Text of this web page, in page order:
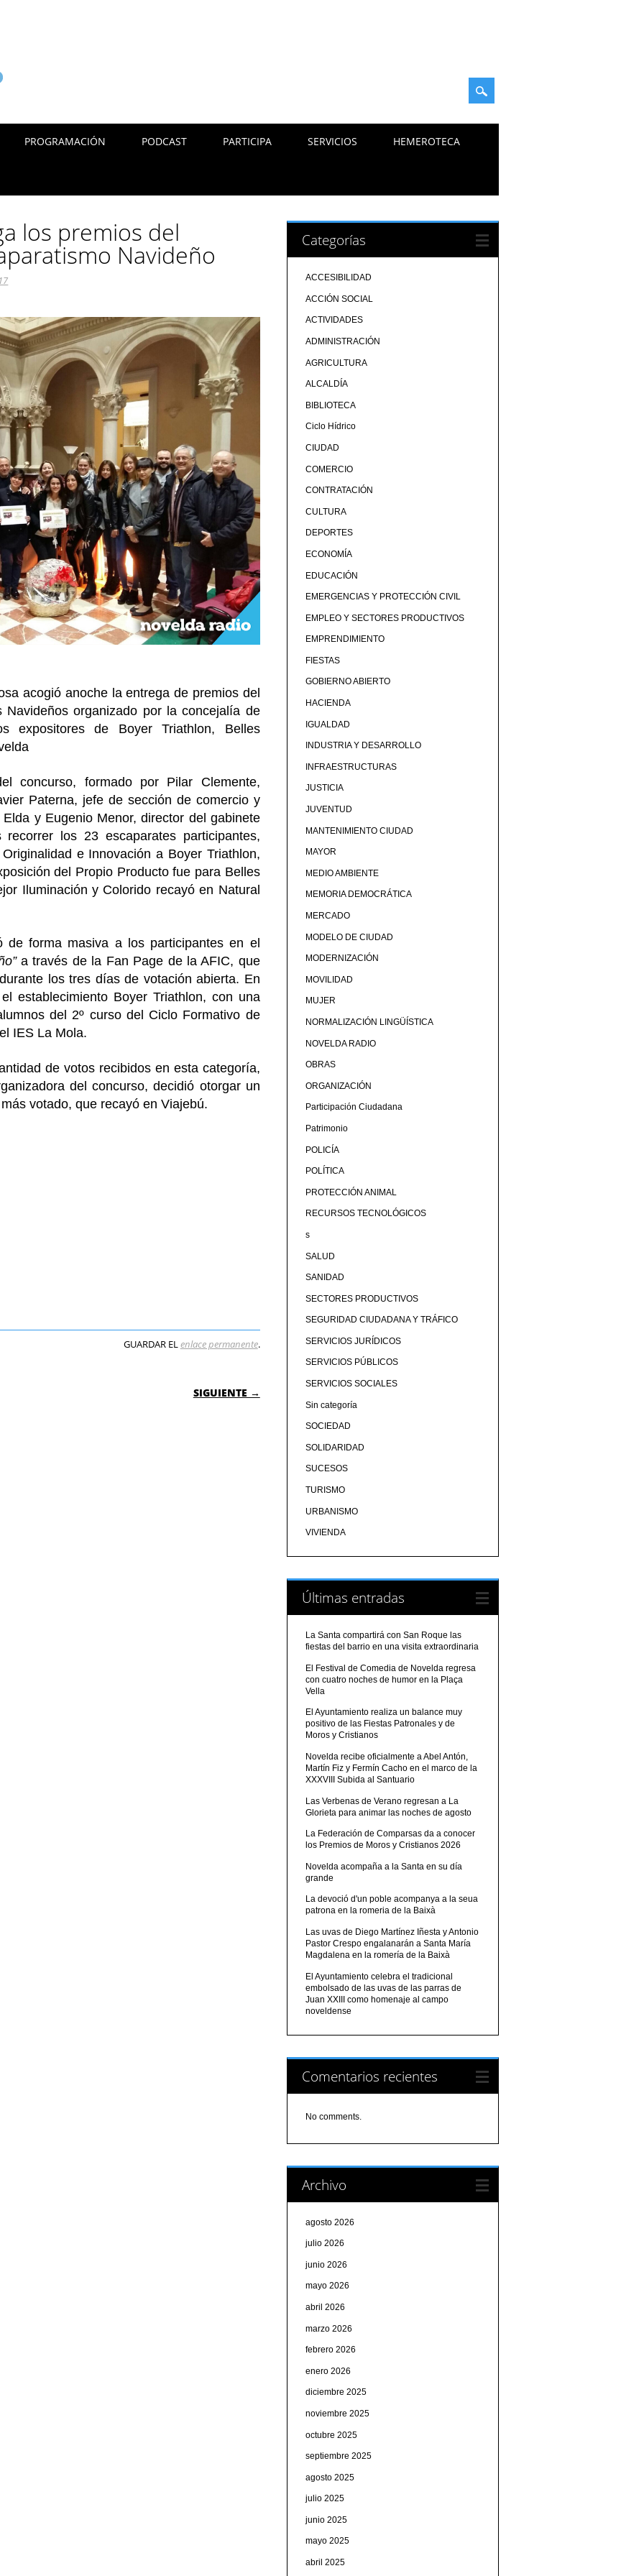
PROGRAMACIÓN PODCAST PARTICIPA SERVICIOS HEMEROTECA
los premios del
Navideño
acogió anoche la entrega de premios del
Navideños organizado por la concejalía de
expositores de Boyer Triathlon, Belles
concurso, formado por Pilar Clemente,
Paterna, jefe de sección de comercio y
y Eugenio Menor, director del gabinete
los 23 escaparates participantes,
e Innovación a Boyer Triathlon,
del Propio Producto fue para Belles
Iluminación y Colorido recayó en Natural
de forma masiva a los participantes en el
a través de la Fan Page de la AFIC, que
los tres días de votación abierta. En
establecimiento Boyer Triathlon, con una
del 2º curso del Ciclo Formativo de
IES La Mola.
de votos recibidos en esta categoría,
del concurso, decidió otorgar un
votado, que recayó en Viajebú.
GUARDAR ELenlace permanente.
SIGUIENTE →
Categorías
ACCESIBILIDAD
ACCIÓN SOCIAL
ACTIVIDADES
ADMINISTRACIÓN
AGRICULTURA
ALCALDÍA
BIBLIOTECA
Ciclo Hídrico
CIUDAD
COMERCIO
CONTRATACIÓN
CULTURA
DEPORTES
ECONOMÍA
EDUCACIÓN
EMERGENCIAS Y PROTECCIÓN CIVIL
EMPLEO Y SECTORES PRODUCTIVOS
EMPRENDIMIENTO
FIESTAS
GOBIERNO ABIERTO
HACIENDA
IGUALDAD
INDUSTRIA Y DESARROLLO
INFRAESTRUCTURAS
JUSTICIA
JUVENTUD
MANTENIMIENTO CIUDAD
MAYOR
MEDIO AMBIENTE
MEMORIA DEMOCRÁTICA
MERCADO
MODELO DE CIUDAD
MODERNIZACIÓN
MOVILIDAD
MUJER
NORMALIZACIÓN LINGÜÍSTICA
NOVELDA RADIO
OBRAS
ORGANIZACIÓN
Participación Ciudadana
Patrimonio
POLICÍA
POLÍTICA
PROTECCIÓN ANIMAL
RECURSOS TECNOLÓGICOS
s
SALUD
SANIDAD
SECTORES PRODUCTIVOS
SEGURIDAD CIUDADANA Y TRÁFICO
SERVICIOS JURÍDICOS
SERVICIOS PÚBLICOS
SERVICIOS SOCIALES
Sin categoría
SOCIEDAD
SOLIDARIDAD
SUCESOS
TURISMO
URBANISMO
VIVIENDA
Últimas entradas
La Santa compartirá con San Roque las
fiestas del barrio en una visita extraordinaria
El Festival de Comedia de Novelda regresa
con cuatro noches de humor en la Plaça
Vella
El Ayuntamiento realiza un balance muy
positivo de las Fiestas Patronales y de
Moros y Cristianos
Novelda recibe oficialmente a Abel Antón,
Martín Fiz y Fermín Cacho en el marco de la
XXXVIII Subida al Santuario
Las Verbenas de Verano regresan a La
Glorieta para animar las noches de agosto
La Federación de Comparsas da a conocer
los Premios de Moros y Cristianos 2026
Novelda acompaña a la Santa en su día
grande
La devoció d'un poble acompanya a la seua
patrona en la romeria de la Baixà
Las uvas de Diego Martínez Iñesta y Antonio
Pastor Crespo engalanarán a Santa María
Magdalena en la romería de la Baixà
El Ayuntamiento celebra el tradicional
embolsado de las uvas de las parras de
Juan XXIII como homenaje al campo
noveldense
Comentarios recientes
No comments.
Archivo
agosto 2026
julio 2026
junio 2026
mayo 2026
abril 2026
marzo 2026
febrero 2026
enero 2026
diciembre 2025
noviembre 2025
octubre 2025
septiembre 2025
agosto 2025
julio 2025
junio 2025
mayo 2025
abril 2025